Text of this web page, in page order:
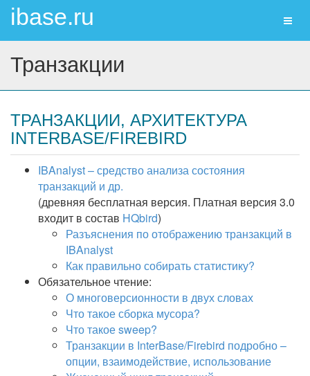
ibase.ru
Транзакции
ТРАНЗАКЦИИ, АРХИТЕКТУРА
INTERBASE/FIREBIRD
IBAnalyst – средство анализа состояния
транзакций и др.
(древняя бесплатная версия. Платная версия 3.0
входит в состав HQbird)
Разъяснения по отображению транзакций в
IBAnalyst
Как правильно собирать статистику?
Обязательное чтение:
О многоверсионности в двух словах
Что такое сборка мусора?
Что такое sweep?
Транзакции в InterBase/Firebird подробно –
опции, взаимодействие, использование